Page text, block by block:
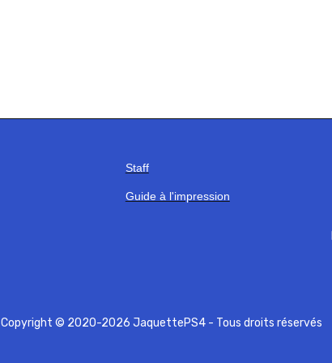
Staff
Guide à l'impression
Copyright © 2020-2026 JaquettePS4 - Tous droits réservés